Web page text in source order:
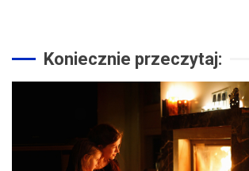
Koniecznie przeczytaj: